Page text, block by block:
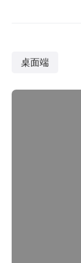
桌面端